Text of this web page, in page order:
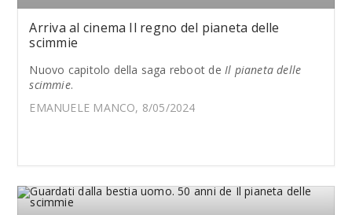
Arriva al cinema Il regno del pianeta delle
scimmie
Nuovo capitolo della saga reboot de Il pianeta delle
scimmie.
EMANUELE MANCO, 8/05/2024